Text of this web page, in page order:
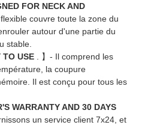
FOR NECK AND
flexible couvre toute la zone du
autour d'une partie du
stable.
TO USE
. 】- Il comprend les
la coupure
Il est conçu pour tous les
WARRANTY AND 30 DAYS
un service client 7x24, et